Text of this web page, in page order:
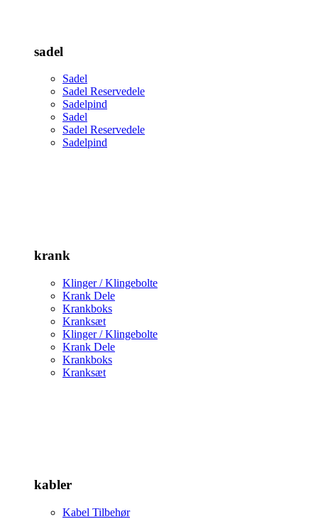
sadel
Sadel
Sadel Reservedele
Sadelpind
Sadel
Sadel Reservedele
Sadelpind
krank
Klinger / Klingebolte
Krank Dele
Krankboks
Kranksæt
Klinger / Klingebolte
Krank Dele
Krankboks
Kranksæt
kabler
Kabel Tilbehør